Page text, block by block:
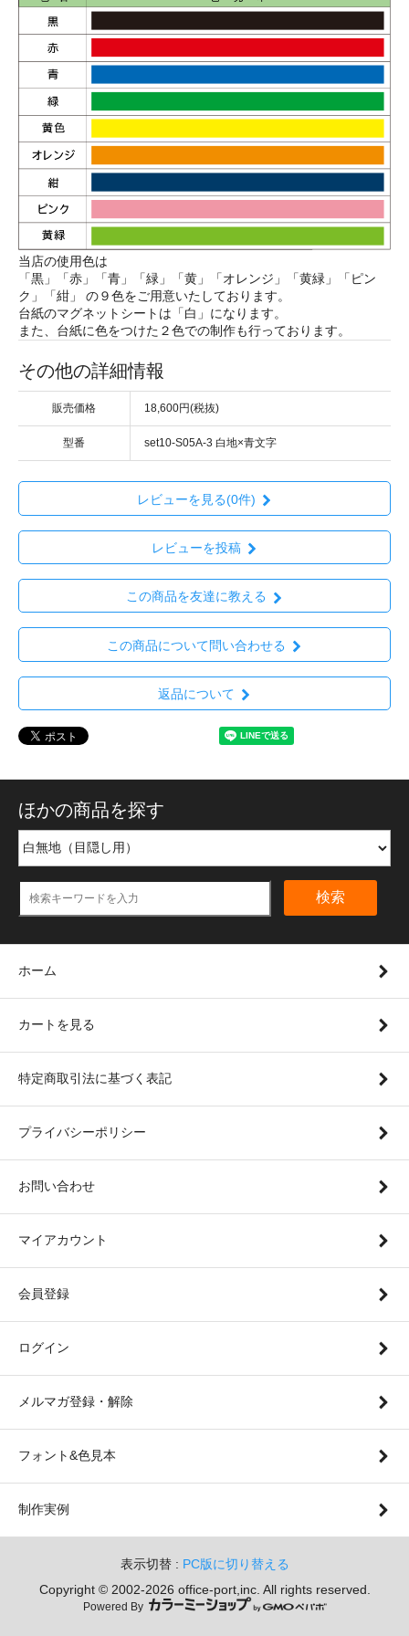
当店の使用色は
「黒」「赤」「青」「緑」「黄」「オレンジ」「黄緑」「ピン
ク」「紺」 の９色をご用意いたしております。
台紙のマグネットシートは「白」になります。
また、台紙に色をつけた２色での制作も行っております。
その他の詳細情報
販売価格 18,600円(税抜)
型番 set10-S05A-3 白地×青文字
レビューを見る(0件)
レビューを投稿
この商品を友達に教える
この商品について問い合わせる
返品について
ほかの商品を探す
検索
ホーム
カートを見る
特定商取引法に基づく表記
プライバシーポリシー
お問い合わせ
マイアカウント
会員登録
ログイン
メルマガ登録・解除
フォント&色見本
制作実例
表示切替 : PC版に切り替える
Copyright © 2002-2026 office-port,inc. All rights reserved.
Powered By